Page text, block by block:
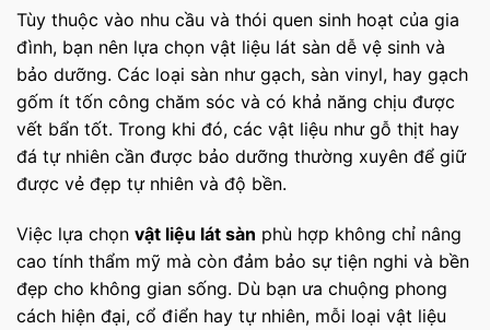
Tùy thuộc vào nhu cầu và thói quen sinh hoạt của gia
đình, bạn nên lựa chọn vật liệu lát sàn dễ vệ sinh và
bảo dưỡng. Các loại sàn như gạch, sàn vinyl, hay gạch
gốm ít tốn công chăm sóc và có khả năng chịu được
vết bẩn tốt. Trong khi đó, các vật liệu như gỗ thịt hay
đá tự nhiên cần được bảo dưỡng thường xuyên để giữ
được vẻ đẹp tự nhiên và độ bền.
Việc lựa chọn vật liệu lát sàn phù hợp không chỉ nâng
cao tính thẩm mỹ mà còn đảm bảo sự tiện nghi và bền
đẹp cho không gian sống. Dù bạn ưa chuộng phong
cách hiện đại, cổ điển hay tự nhiên, mỗi loại vật liệu